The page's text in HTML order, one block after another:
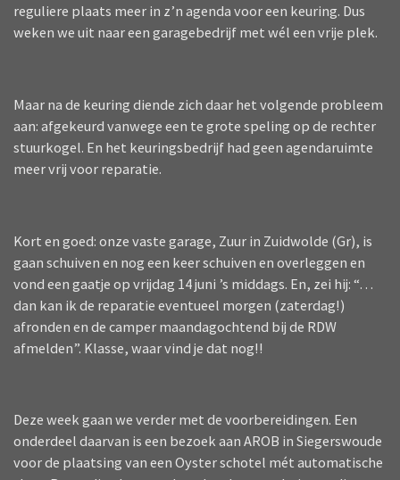
reguliere plaats meer in z’n agenda voor een keuring. Dus
weken we uit naar een garagebedrijf met wél een vrije plek.
Maar na de keuring diende zich daar het volgende probleem
aan: afgekeurd vanwege een te grote speling op de rechter
stuurkogel. En het keuringsbedrijf had geen agendaruimte
meer vrij voor reparatie.
Kort en goed: onze vaste garage, Zuur in Zuidwolde (Gr), is
gaan schuiven en nog een keer schuiven en overleggen en
vond een gaatje op vrijdag 14 juni ’s middags. En, zei hij: “…
dan kan ik de reparatie eventueel morgen (zaterdag!)
afronden en de camper maandagochtend bij de RDW
afmelden”. Klasse, waar vind je dat nog!!
Deze week gaan we verder met de voorbereidingen. Een
onderdeel daarvan is een bezoek aan AROB in Siegerswoude
voor de plaatsing van een Oyster schotel mét automatische